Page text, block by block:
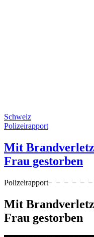
Schweiz
Polizeirapport
Mit
Frau gestorben
Polizeirapport
Mit
Frau gestorben